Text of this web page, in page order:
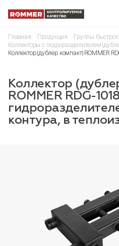
Главная Продукция
Группы
Коллекторы с гидроразделителем
Коллектор (дублер компакт) ROMMER
Коллектор
ROMMER RDG-
контура, в